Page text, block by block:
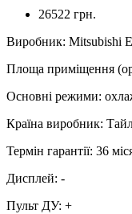
26522 грн.
Виробник: Mitsubishi
Площа приміщення
Основні режими:
Країна виробник:
Термін гарантії: 36
Дисплей: -
Пульт ДУ: +